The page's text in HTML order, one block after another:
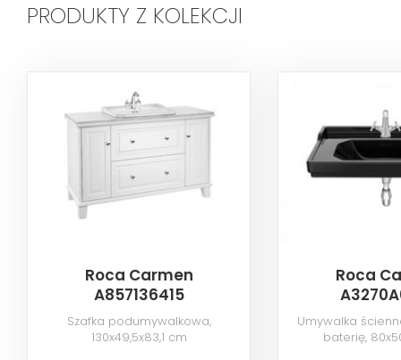
PRODUKTY Z KOLEKCJI
Roca Carmen
A857136415
Szafka podumywalkowa,
130x49,5x83,1 cm
Roca
Umywalka
baterię,